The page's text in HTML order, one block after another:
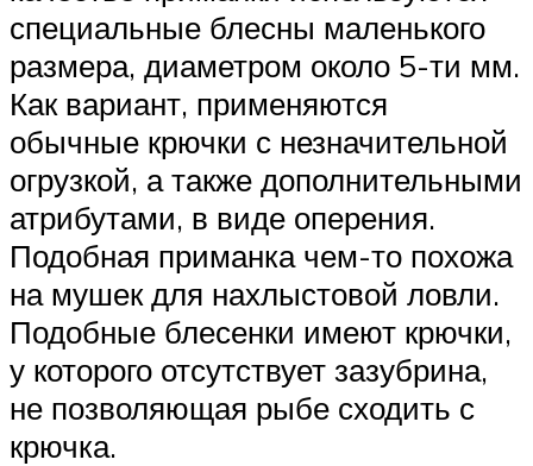
специальные блесны маленького
размера, диаметром около 5-ти мм.
Как вариант, применяются
обычные крючки с незначительной
огрузкой, а также дополнительными
атрибутами, в виде оперения.
Подобная приманка чем-то похожа
на мушек для нахлыстовой ловли.
Подобные блесенки имеют крючки,
у которого отсутствует зазубрина,
не позволяющая рыбе сходить с
крючка.